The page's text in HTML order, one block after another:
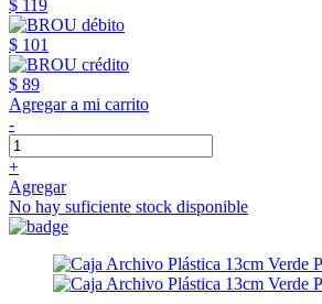
$ 119
$ 101
$ 89
Agregar a mi carrito
-
+
Agregar
No hay suficiente stock disponible